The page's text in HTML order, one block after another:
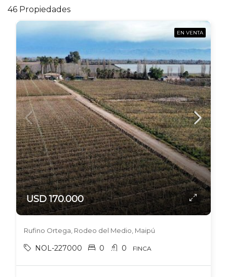
46 Propiedades
EN VENTA
USD 170.000
Rufino Ortega, Rodeo del Medio, Maipú
NOL-227000 0 0 FINCA